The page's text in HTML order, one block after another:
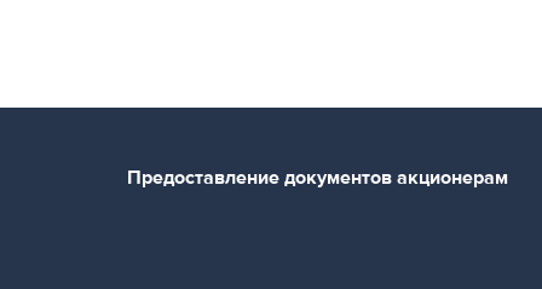
Предоставление документов акционерам